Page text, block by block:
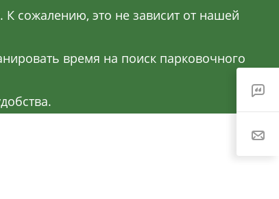
сожалению, это не зависит от нашей
время на поиск парковочного